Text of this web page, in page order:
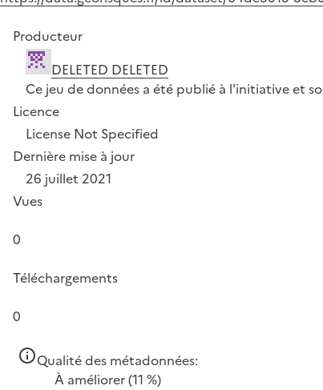
Producteur
DELETED DELETED
Ce jeu de données a été publié à l'initiative et
Licence
License Not Specified
Dernière mise à jour
26 juillet 2021
Vues
0
Téléchargements
0
Qualité des métadonnées:
À améliorer(11 %)